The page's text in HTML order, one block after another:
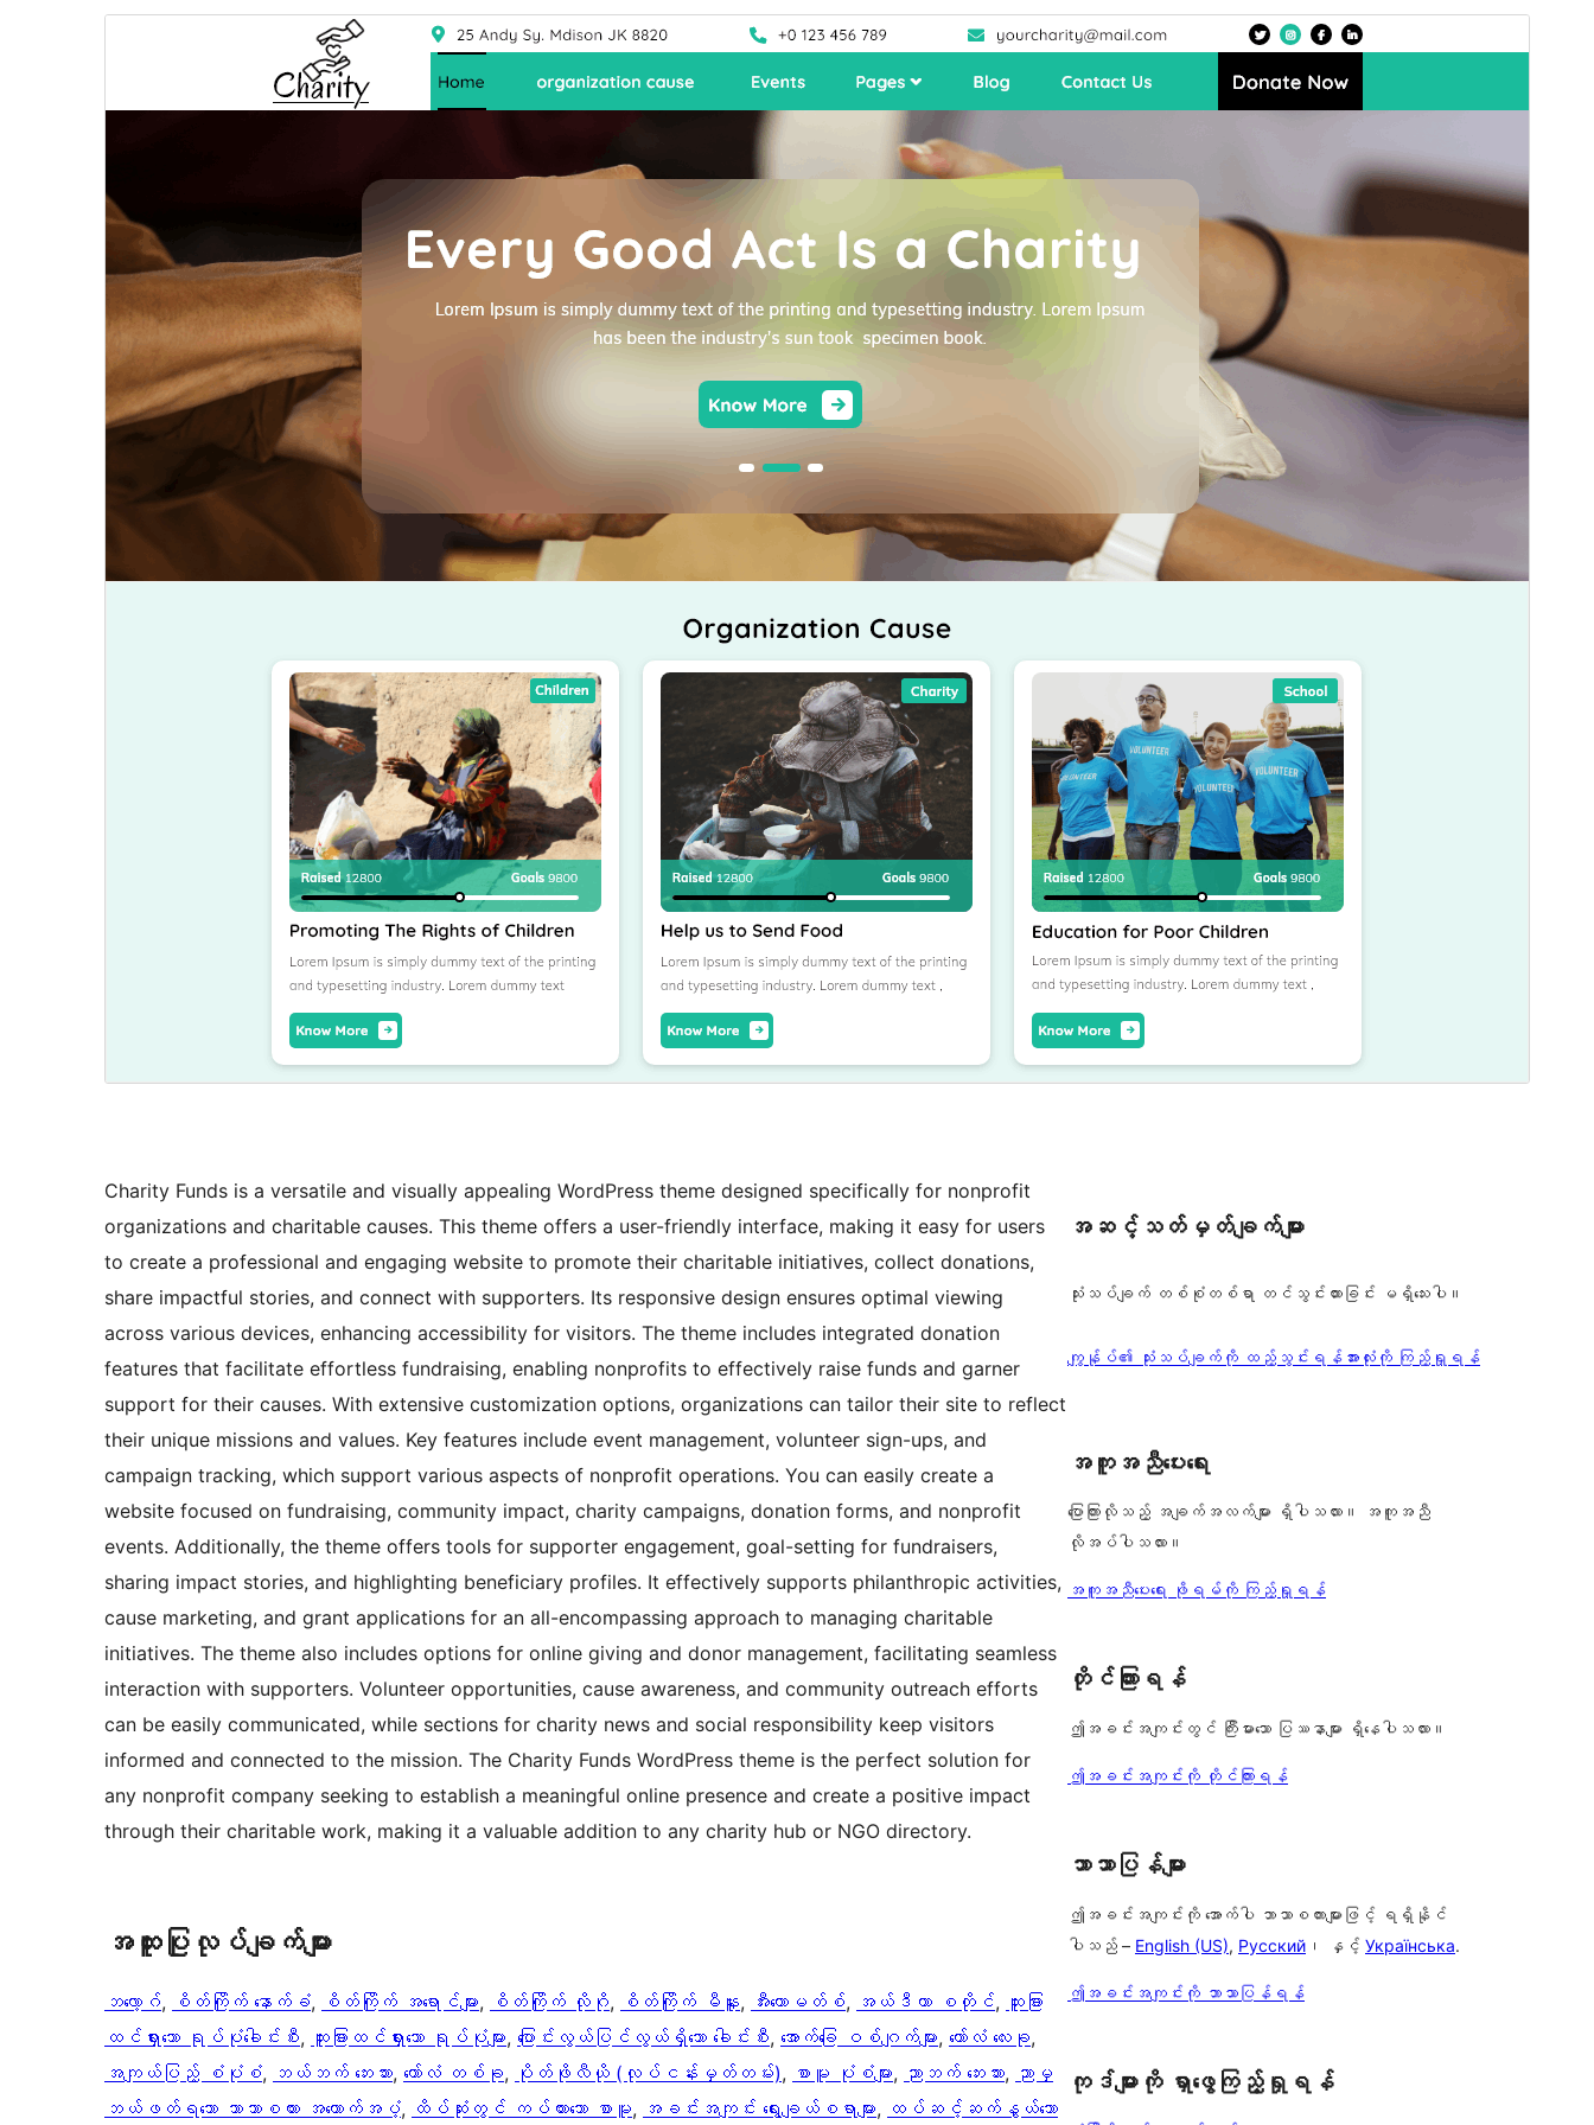
အစမ်းကြည့်ရှုရန် ရယူရန်
နောက်ဆုံး မွမ်းမံခဲ့သည့် အချိန်
ဇူလိုင် 15, 2026
လက်ရှိအသုံးပြုနေသော တပ်ဆင်မှုများ
PHP ဗားရှင်း
အခင်းအကျင်း၏ ပင်မစာမျက်နှာ
Charity Funds is a versatile and visually appealing WordPress theme designed specifically for nonprofit
organizations and charitable causes. This theme offers a user-friendly interface, making it easy for users
to create a professional and engaging website to promote their charitable initiatives, collect donations,
share impactful stories, and connect with supporters. Its responsive design ensures optimal viewing
across various devices, enhancing accessibility for visitors. The theme includes integrated donation
features that facilitate effortless fundraising, enabling nonprofits to effectively raise funds and garner
support for their causes. With extensive customization options, organizations can tailor their site to reflect
their unique missions and values. Key features include event management, volunteer sign-ups, and
campaign tracking, which support various aspects of nonprofit operations. You can easily create a
website focused on fundraising, community impact, charity campaigns, donation forms, and nonprofit
events. Additionally, the theme offers tools for supporter engagement, goal-setting for fundraisers,
sharing impact stories, and highlighting beneficiary profiles. It effectively supports philanthropic activities,
cause marketing, and grant applications for an all-encompassing approach to managing charitable
initiatives. The theme also includes options for online giving and donor management, facilitating seamless
interaction with supporters. Volunteer opportunities, cause awareness, and community outreach efforts
can be easily communicated, while sections for charity news and social responsibility keep visitors
informed and connected to the mission. The Charity Funds WordPress theme is the perfect solution for
any nonprofit company seeking to establish a meaningful online presence and create a positive impact
through their charitable work, making it a valuable addition to any charity hub or NGO directory.
အ​ထူး​ပြု​လုပ်​ချက်​များ
ဘလော့ဂ်, စိတ်ကြိုက် နောက်ခံ, စိတ်ကြိုက် အရောင်များ, စိတ်ကြိုက် လိုဂို, စိတ်ကြိုက် မီနူး, အီးကောမတ်စ်, အယ်ဒီတာ စတိုင်, ထူးခြား
ထင်ရှားသော ရုပ်ပုံခေါင်းစီး, ထူးခြားထင်ရှားသော ရုပ်ပုံများ, ပြောင်းလွယ်ပြင်လွယ်ရှိသော ခေါင်းစီး, အောက်ခြေ ဝစ်ဂျက်များ, ကော်လံ လေးခု
အကျယ်ပြည့် စံပုံစံ, ဘယ်ဘက် ဘေးဘား, ကော်လံ တစ်ခု, ပိုတ်ဖိုလီယို (လုပ်ငန်းမှတ်တမ်း), စာမူ ပုံစံများ, ညာဘက် ဘေးဘား, ညာမှ
ဘယ်ဖတ်ရသော ဘာသာစကား အထောက်အပံ့, ထိပ်ဆုံးတွင် ကပ်ထားသော စာမူ, အခင်းအကျင်း ရွေးချယ်စရာများ, ထပ်ဆင့်ဆက်နွယ်သော
အဆင့်သတ်မှတ်ချက်များ
သုံးသပ်ချက် တစ်စုံတစ်ရာ တင်သွင်းထားခြင်း မရှိသေးပါ။
ကျွန်ုပ်၏ သုံးသပ်ချက်ကို ထည့်သွင်းရန်သုံးသပ်
အားလုံးကို ကြည့်ရှုရန်
အကူအညီပေးရေး
ပြောကြားလိုသည့် အချက်အလက်များ ရှိပါသလား။ အကူအညီ
လိုအပ်ပါသလား။
အကူအညီပေးရေး ဖိုရမ်ကို ကြည့်ရှုရန်
တိုင်ကြားရန်
ဤအခင်းအကျင်းတွင် ကြီးမားသော ပြဿနာများ ရှိနေပါသလား။
ဤအခင်းအကျင်းကို တိုင်ကြားရန်
ဘာသာပြန်များ
ဤအခင်းအကျင်းကို အောက်ပါ ဘာသာစကားများဖြင့် ရရှိနိုင်
ပါသည် – English (US), Русский ၊ နှင့် Українська.
ဤအခင်းအကျင်းကို ဘာသာပြန်ရန်
ကုဒ်များကို ရှာဖွေကြည့်ရှုရန်